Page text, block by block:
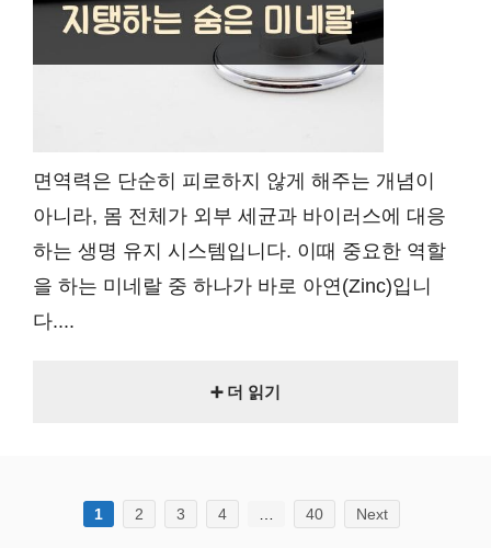
면역력은 단순히 피로하지 않게 해주는 개념이
아니라, 몸 전체가 외부 세균과 바이러스에 대응
하는 생명 유지 시스템입니다. 이때 중요한 역할
을 하는 미네랄 중 하나가 바로 아연(Zinc)입니
다....
➕ 더 읽기
1 2 3 4 40 Next